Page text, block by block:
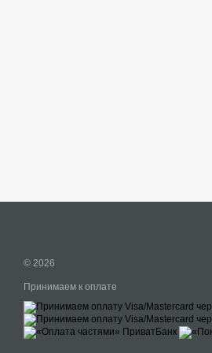
© 2026
Принимаем к оплате